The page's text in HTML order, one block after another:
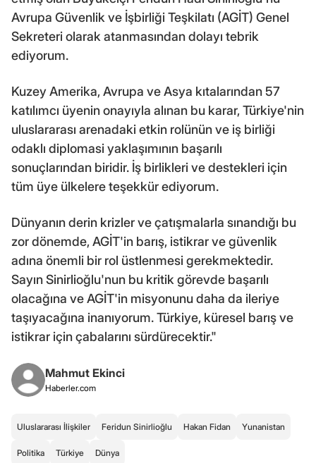
Avrupa Güvenlik ve İşbirliği Teşkilatı (AGİT) Genel
Sekreteri olarak atanmasından dolayı tebrik
ediyorum.
Kuzey Amerika, Avrupa ve Asya kıtalarından 57
katılımcı üyenin onayıyla alınan bu karar, Türkiye'nin
uluslararası arenadaki etkin rolünün ve iş birliği
odaklı diplomasi yaklaşımının başarılı
sonuçlarından biridir. İş birlikleri ve destekleri için
tüm üye ülkelere teşekkür ediyorum.
Dünyanın derin krizler ve çatışmalarla sınandığı bu
zor dönemde, AGİT'in barış, istikrar ve güvenlik
adına önemli bir rol üstlenmesi gerekmektedir.
Sayın Sinirlioğlu'nun bu kritik görevde başarılı
olacağına ve AGİT'in misyonunu daha da ileriye
taşıyacağına inanıyorum. Türkiye, küresel barış ve
istikrar için çabalarını sürdürecektir."
Mahmut Ekinci
Haberler.com
Uluslararası İlişkiler Feridun Sinirlioğlu Hakan Fidan Yunanistan
Politika Türkiye Dünya